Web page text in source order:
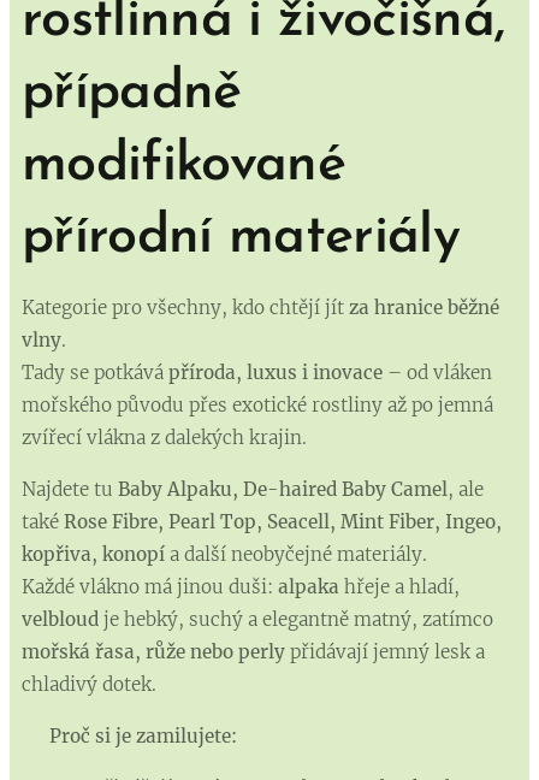
rostlinná i živočišná,
případně
modifikované
přírodní materiály
Kategorie pro všechny, kdo chtějí jít za hranice běžné
vlny.
Tady se potkává příroda, luxus i inovace – od vláken
mořského původu přes exotické rostliny až po jemná
zvířecí vlákna z dalekých krajin.
Najdete tu Baby Alpaku, De-haired Baby Camel, ale
také Rose Fibre, Pearl Top, Seacell, Mint Fiber, Ingeo,
kopřiva, konopí a další neobyčejné materiály.
Každé vlákno má jinou duši: alpaka hřeje a hladí,
velbloud je hebký, suchý a elegantně matný, zatímco
mořská řasa, růže nebo perly přidávají jemný lesk a
chladivý dotek.
Proč si je zamilujete: